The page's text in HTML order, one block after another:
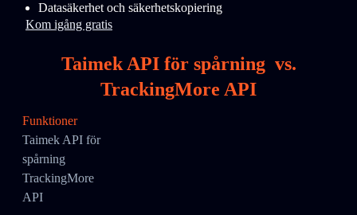
Datasäkerhet och säkerhetskopiering
Kom igång gratis
Taimek API för spårning vs.
TrackingMore API
Funktioner
Taimek API för
spårning
TrackingMore
API